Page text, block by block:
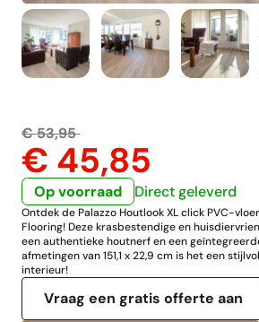
€ 45,85
€ 53,95
Op voorraad Direct geleverd
Ontdek de Palazzo Houtlook XL click PVC-
Flooring! Deze krasbestendige en
een authentieke houtnerf en een
afmetingen van 151,1 x 22,9 cm is het een
interieur!
Vraag een gratis offerte aan